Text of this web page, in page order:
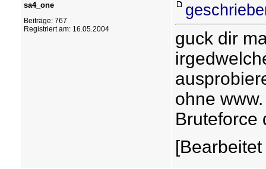
sa4_one
Beiträge: 767
Registriert am: 16.05.2004
guck dir
ohne
Bruteforce